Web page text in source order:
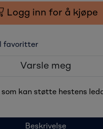
Logg inn for å kjøpe
favoritter
Varsle meg
som kan støtte hestens
Beskrivelse